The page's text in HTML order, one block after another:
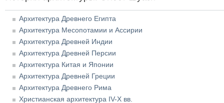
Архитектура Древнего Египта
Архитектура Месопотамии и Ассирии
Архитектура Древней Индии
Архитектура Древней Персии
Архитектура Китая и Японии
Архитектура Древней Греции
Архитектура Древнего Рима
Христианская архитектура IV-X вв.